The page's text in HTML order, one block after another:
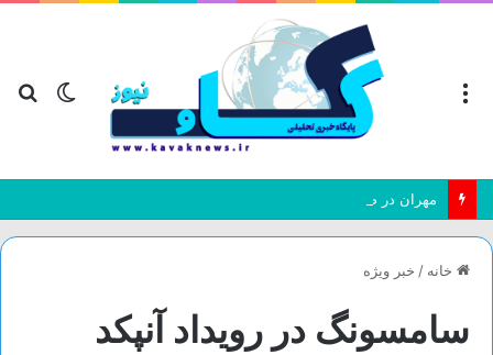
تغییر
خانه / خبر ویژه
سامسونگ در رویداد آنپکد